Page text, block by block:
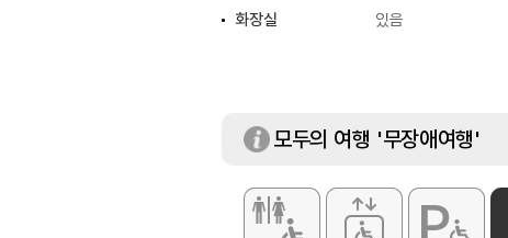
화장실
있음
모두의 여행 '무장애여행'